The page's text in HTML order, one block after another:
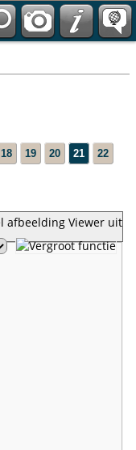
18 19 20 21 22